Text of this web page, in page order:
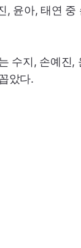
, 윤아, 태연 중
수지, 손예진,
았다.